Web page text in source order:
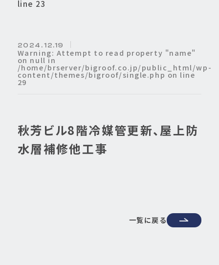
line 23
秋芳ビル8階冷媒管更新、屋上防
水層補修他工事
2024. 12.19
Warning: Attempt to read property "name"
on null in
/home/brserver/bigroof.co.jp/public_html/wp-
content/themes/bigroof/single.php on line
29
一覧に戻る